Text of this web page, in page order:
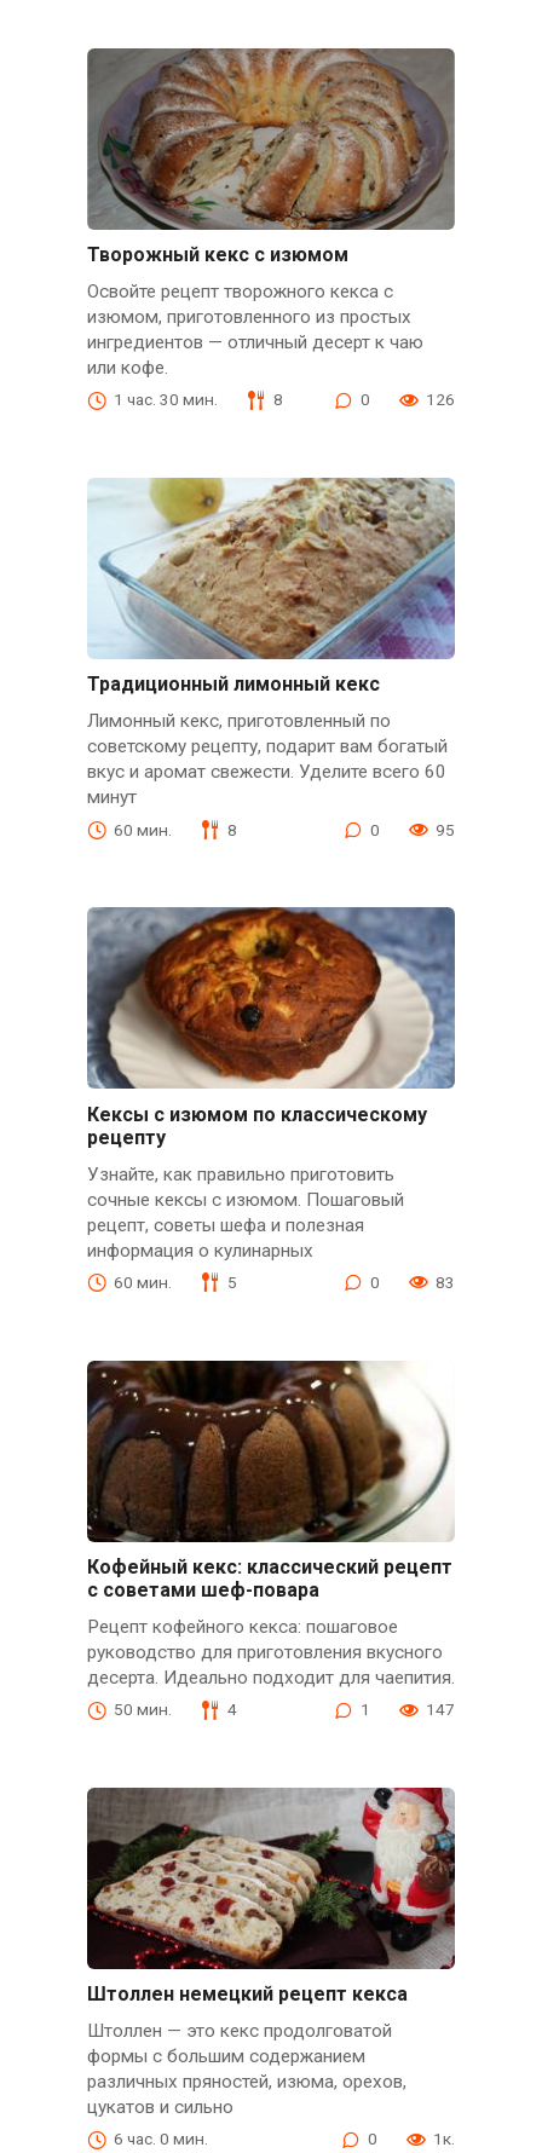
Творожный кекс с изюмом
Освойте рецепт творожного кекса с
изюмом, приготовленного из простых
ингредиентов — отличный десерт к чаю
или кофе.
1 час. 30 мин. 8 0 126
Традиционный лимонный кекс
Лимонный кекс, приготовленный по
советскому рецепту, подарит вам богатый
вкус и аромат свежести. Уделите всего 60
минут
60 мин. 8 0 95
Кексы с изюмом по классическому
рецепту
Узнайте, как правильно приготовить
сочные кексы с изюмом. Пошаговый
рецепт, советы шефа и полезная
информация о кулинарных
60 мин. 5 0 83
Кофейный кекс: классический рецепт
с советами шеф-повара
Рецепт кофейного кекса: пошаговое
руководство для приготовления вкусного
десерта. Идеально подходит для чаепития.
50 мин. 4 1 147
Штоллен немецкий рецепт кекса
Штоллен — это кекс продолговатой
формы с большим содержанием
различных пряностей, изюма, орехов,
цукатов и сильно
6 час. 0 мин. 0 1к.